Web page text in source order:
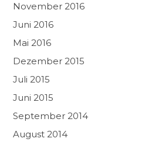
November 2016
Juni 2016
Mai 2016
Dezember 2015
Juli 2015
Juni 2015
September 2014
August 2014